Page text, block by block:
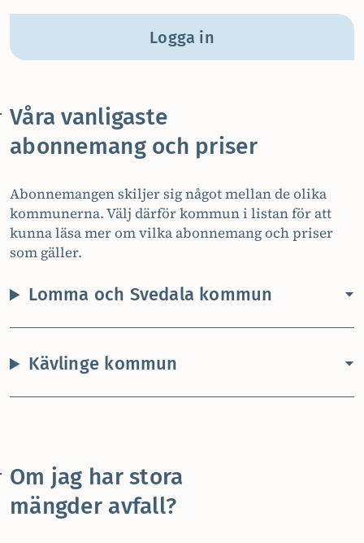
Logga in
Våra vanligaste
abonnemang och priser
Abonnemangen skiljer sig något mellan de olika
kommunerna. Välj därför kommun i listan för att
kunna läsa mer om vilka abonnemang och priser
som gäller.
Lomma och Svedala kommun
Kävlinge kommun
Om jag har stora
mängder avfall?